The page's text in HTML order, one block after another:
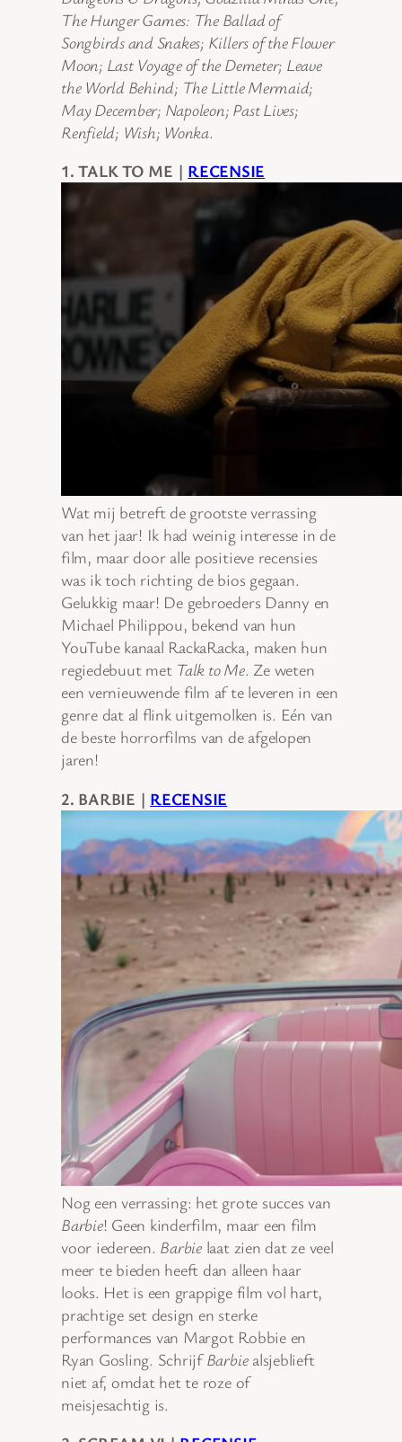
The Hunger Games: The Ballad of
Songbirds and Snakes; Killers of the Flower
Moon; Last Voyage of the Demeter; Leave
the World Behind; The Little Mermaid;
May December; Napoleon; Past Lives;
Renfield; Wish; Wonka.
1. TALK TO ME | RECENSIE
Wat mij betreft de grootste verrassing
van het jaar! Ik had weinig interesse in de
film, maar door alle positieve recensies
was ik toch richting de bios gegaan.
Gelukkig maar! De gebroeders Danny en
Michael Philippou, bekend van hun
YouTube kanaal RackaRacka, maken hun
regiedebuut met Talk to Me. Ze weten
een vernieuwende film af te leveren in een
genre dat al flink uitgemolken is. Eén van
de beste horrorfilms van de afgelopen
jaren!
2. BARBIE | RECENSIE
Nog een verrassing: het grote succes van
Barbie! Geen kinderfilm, maar een film
voor iedereen. Barbielaat zien dat ze veel
meer te bieden heeft dan alleen haar
looks. Het is een grappige film vol hart,
prachtige set design en sterke
performances van Margot Robbie en
Ryan Gosling. SchrijfBarbiealsjeblieft
niet af, omdat het te roze of
meisjesachtig is.